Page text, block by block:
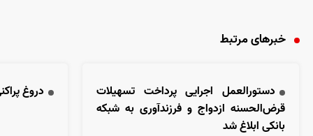
خبرهای مرتبط
دستورالعمل اجرایی پرداخت تسهیلات
قرض‌الحسنه ازدواج و فرزندآوری به شبکه
بانکی ابلاغ شد
دروغ